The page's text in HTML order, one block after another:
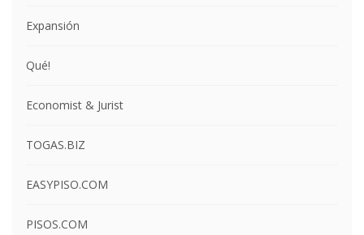
Expansión
Qué!
Economist & Jurist
TOGAS.BIZ
EASYPISO.COM
PISOS.COM